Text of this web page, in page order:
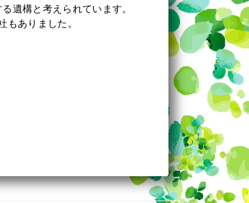
遺構と考えられています。
もありました。